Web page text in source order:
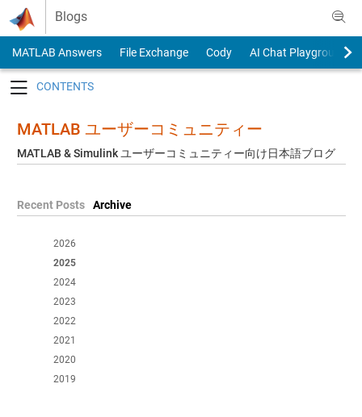
Skip to content
Blogs
MATLAB Answers File Exchange Cody
AI Chat Playground
MATLAB ユーザーコミュニティー
MATLAB & Simulink ユーザーコミュニティー向け日本語ブログ
Recent Posts Archive
2026
2025
2024
2023
2022
2021
2020
2019